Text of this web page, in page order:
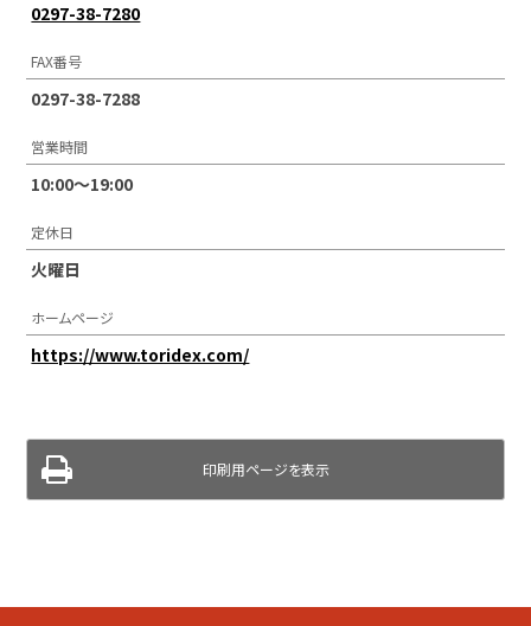
0297-38-7280
FAX番号
0297-38-7288
営業時間
10:00～19:00
定休日
火曜日
ホームページ
https://www.toridex.com/
印刷用ページを表示